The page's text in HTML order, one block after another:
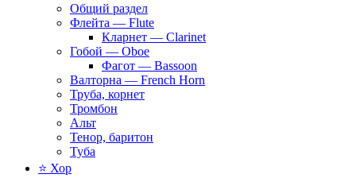
Общий раздел
Флейта — Flute
Кларнет — Clarinet
Гобой — Oboe
Фагот — Bassoon
Валторна — French Horn
Труба, корнет
Тромбон
Альт
Тенор, баритон
Туба
⭐ Хор